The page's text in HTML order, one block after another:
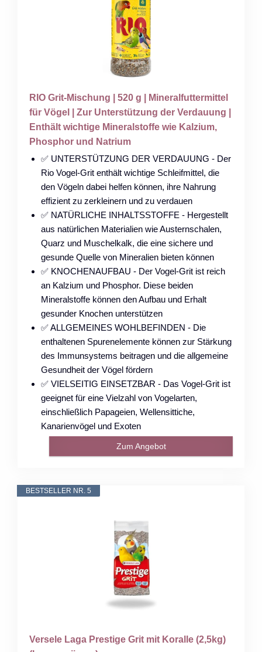
RIO Grit-Mischung | 520 g | Mineralfuttermittel
für Vögel | Zur Unterstützung der Verdauung |
Enthält wichtige Mineralstoffe wie Kalzium,
Phosphor und Natrium
✅ UNTERSTÜTZUNG DER VERDAUUNG - Der
Rio Vogel-Grit enthält wichtige Schleifmittel, die
den Vögeln dabei helfen können, ihre Nahrung
effizient zu zerkleinern und zu verdauen
✅ NATÜRLICHE INHALTSSTOFFE - Hergestellt
aus natürlichen Materialien wie Austernschalen,
Quarz und Muschelkalk, die eine sichere und
gesunde Quelle von Mineralien bieten können
✅ KNOCHENAUFBAU - Der Vogel-Grit ist reich
an Kalzium und Phosphor. Diese beiden
Mineralstoffe können den Aufbau und Erhalt
gesunder Knochen unterstützen
✅ ALLGEMEINES WOHLBEFINDEN - Die
enthaltenen Spurenelemente können zur Stärkung
des Immunsystems beitragen und die allgemeine
Gesundheit der Vögel fördern
✅ VIELSEITIG EINSETZBAR - Das Vogel-Grit ist
geeignet für eine Vielzahl von Vogelarten,
einschließlich Papageien, Wellensittiche,
Kanarienvögel und Exoten
Zum Angebot
BESTSELLER NR. 5
Versele Laga Prestige Grit mit Koralle (2,5kg)